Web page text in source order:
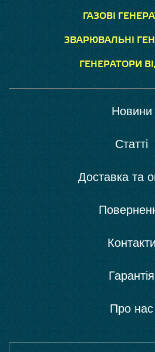
ГАЗОВІ
ЗВАРЮВАЛЬНІ
ГЕНЕРАТОРИ
Новини
Статті
Доставка та
Контакти
Гарантія
Про нас